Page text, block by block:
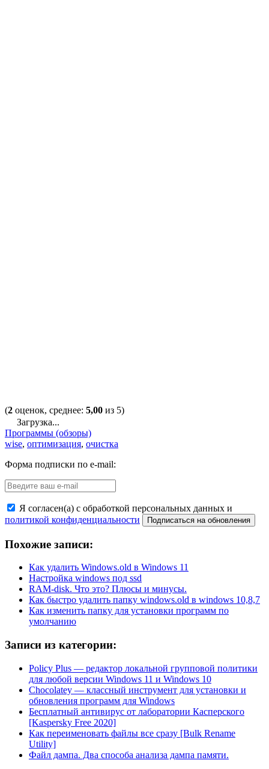
(2 оценок, среднее: 5,00 из 5)
Загрузка...
Программы (обзоры)
wise, оптимизация, очистка
Форма подписки по e-mail:
Я согласен(а) с обработкой персональных данных и
политикой конфиденциальности
Похожие записи:
Как удалить Windows.old в Windows 11
Настройка windows под ssd
RAM-disk. Что это? Плюсы и минусы.
Как быстро удалить папку windows.old в windows 10,8,7
Как изменить папку для установки программ по
умолчанию
Записи из категории:
Policy Plus — редактор локальной групповой политики
для любой версии Windows 11 и Windows 10
Chocolatey — классный инструмент для установки и
обновления программ для Windows
Бесплатный антивирус от лаборатории Касперского
[Kaspersky Free 2020]
Как переименовать файлы все сразу [Bulk Rename
Utility]
Файл дампа. Два способа анализа дампа памяти.